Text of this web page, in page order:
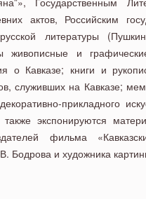
актов, Российским
литературы
живописные и
о Кавказе; книги и
служивших на Кавказе;
прикладного
экспонируются
фильма
Бодрова и художника